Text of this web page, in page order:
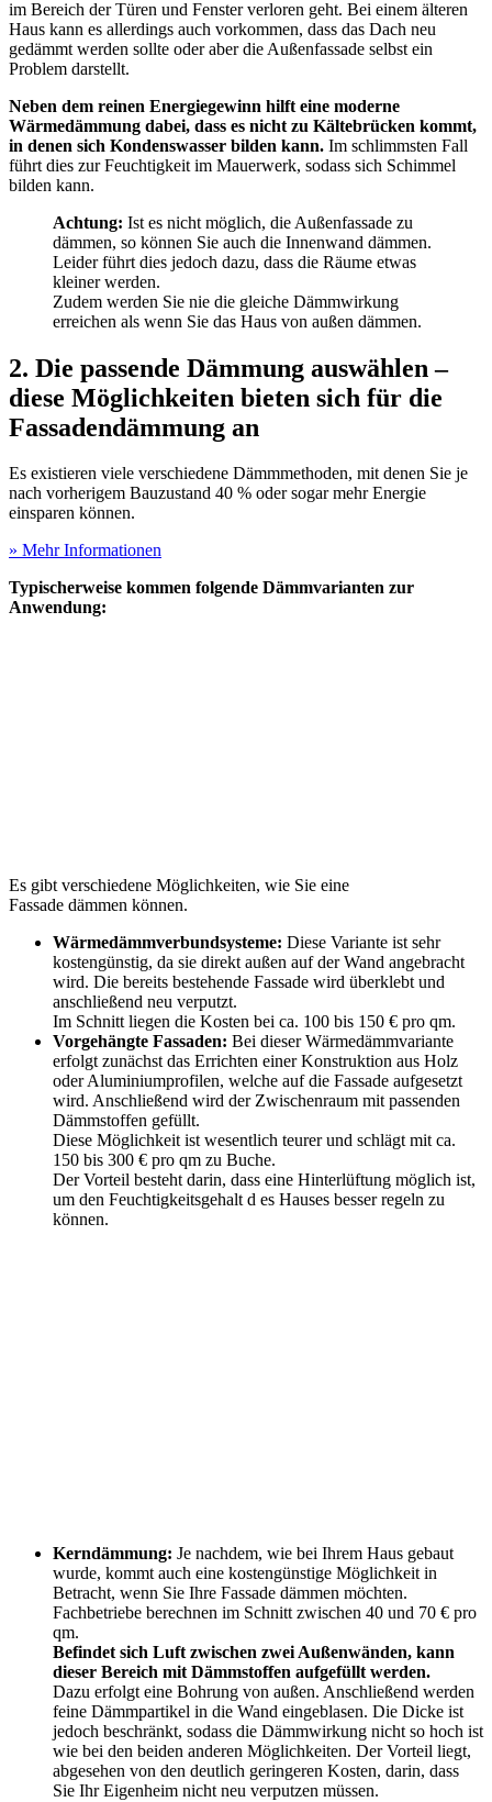
im Bereich der Türen und Fenster verloren geht. Bei einem älteren
Haus kann es allerdings auch vorkommen, dass das Dach neu
gedämmt werden sollte oder aber die Außenfassade selbst ein
Problem darstellt.
Neben dem reinen Energiegewinn hilft eine moderne
Wärmedämmung dabei, dass es nicht zu Kältebrücken kommt,
in denen sich Kondenswasser bilden kann. Im schlimmsten Fall
führt dies zur Feuchtigkeit im Mauerwerk, sodass sich Schimmel
bilden kann.
Achtung: Ist es nicht möglich, die Außenfassade zu
dämmen, so können Sie auch die Innenwand dämmen.
Leider führt dies jedoch dazu, dass die Räume etwas
kleiner werden.
Zudem werden Sie nie die gleiche Dämmwirkung
erreichen als wenn Sie das Haus von außen dämmen.
2. Die passende Dämmung auswählen –
diese Möglichkeiten bieten sich für die
Fassadendämmung an
Es existieren viele verschiedene Dämmmethoden, mit denen Sie je
nach vorherigem Bauzustand 40 % oder sogar mehr Energie
einsparen können.
» Mehr Informationen
Typischerweise kommen folgende Dämmvarianten zur
Anwendung:
Es gibt verschiedene Möglichkeiten, wie Sie eine
Fassade dämmen können.
Wärmedämmverbundsysteme: Diese Variante ist sehr
kostengünstig, da sie direkt außen auf der Wand angebracht
wird. Die bereits bestehende Fassade wird überklebt und
anschließend neu verputzt.
Im Schnitt liegen die Kosten bei ca. 100 bis 150 € pro qm.
Vorgehängte Fassaden: Bei dieser Wärmedämmvariante
erfolgt zunächst das Errichten einer Konstruktion aus Holz
oder Aluminiumprofilen, welche auf die Fassade aufgesetzt
wird. Anschließend wird der Zwischenraum mit passenden
Dämmstoffen gefüllt.
Diese Möglichkeit ist wesentlich teurer und schlägt mit ca.
150 bis 300 € pro qm zu Buche.
Der Vorteil besteht darin, dass eine Hinterlüftung möglich ist,
um den Feuchtigkeitsgehalt d es Hauses besser regeln zu
können.
Kerndämmung: Je nachdem, wie bei Ihrem Haus gebaut
wurde, kommt auch eine kostengünstige Möglichkeit in
Betracht, wenn Sie Ihre Fassade dämmen möchten.
Fachbetriebe berechnen im Schnitt zwischen 40 und 70 € pro
qm.
Befindet sich Luft zwischen zwei Außenwänden, kann
dieser Bereich mit Dämmstoffen aufgefüllt werden.
Dazu erfolgt eine Bohrung von außen. Anschließend werden
feine Dämmpartikel in die Wand eingeblasen. Die Dicke ist
jedoch beschränkt, sodass die Dämmwirkung nicht so hoch ist
wie bei den beiden anderen Möglichkeiten. Der Vorteil liegt,
abgesehen von den deutlich geringeren Kosten, darin, dass
Sie Ihr Eigenheim nicht neu verputzen müssen.